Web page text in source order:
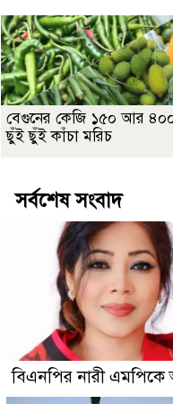
বেগুনের কেজি ১৫০ আর
ছুঁই ছুঁই কাঁচা মরিচ
সর্বশেষ সংবাদ
বিএনপির নারী